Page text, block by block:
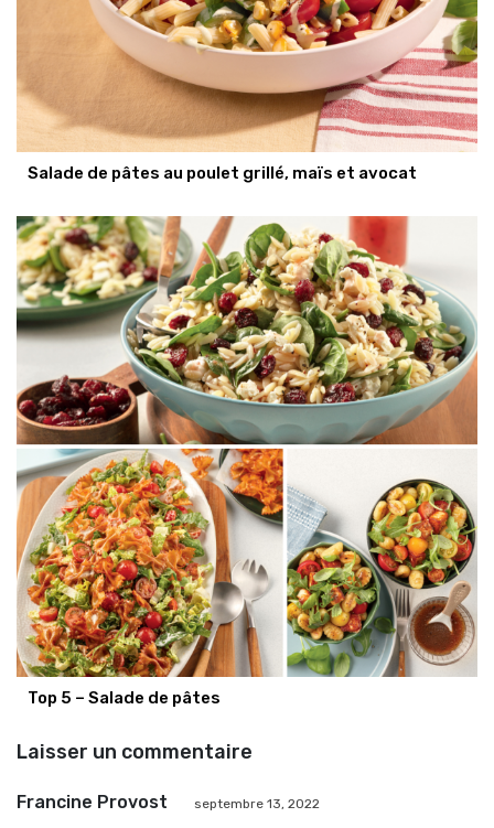
Salade de pâtes au poulet grillé, maïs et avocat
Top 5 – Salade de pâtes
Laisser un commentaire
Francine Provost septembre 13, 2022